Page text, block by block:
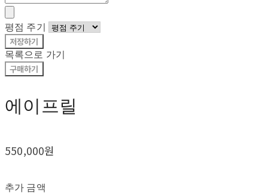
평점 주기
저장하기
목록으로 가기
구매하기
에이프릴
550,000원
추가 금액